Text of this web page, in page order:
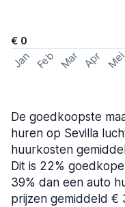
€ 0
Jan Feb Mar Apr Mei
De goedkoopste
huren op Sevilla
huurkosten
Dit is 22%
39% dan een auto
prijzen gemiddeld €